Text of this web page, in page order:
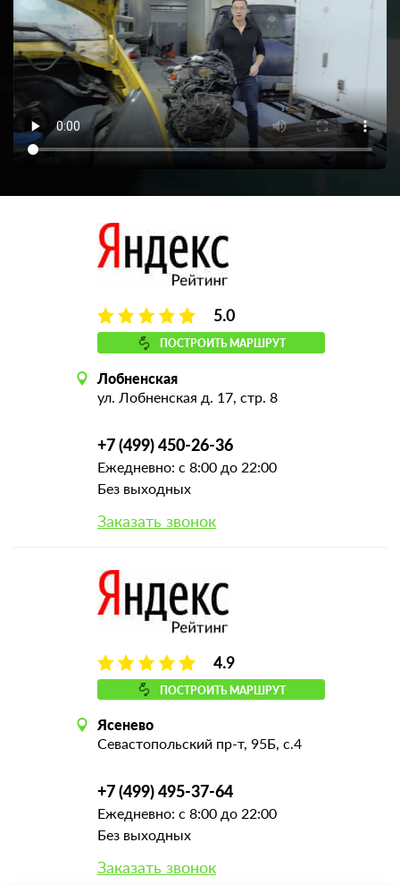
5.0
ПОСТРОИТЬ МАРШРУТ
Лобненская
ул. Лобненская д. 17, стр. 8
+7 (499) 450-26-36
Ежедневно: с 8:00 до 22:00
Без выходных
Заказать звонок
4.9
ПОСТРОИТЬ МАРШРУТ
Ясенево
Севастопольский пр-т, 95Б, с.4
+7 (499) 495-37-64
Ежедневно: с 8:00 до 22:00
Без выходных
Заказать звонок